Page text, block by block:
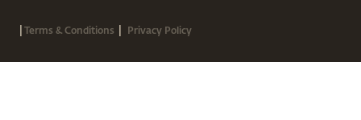
|Terms & Conditions | Privacy Policy